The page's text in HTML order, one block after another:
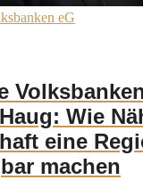
Wie
eine
machen